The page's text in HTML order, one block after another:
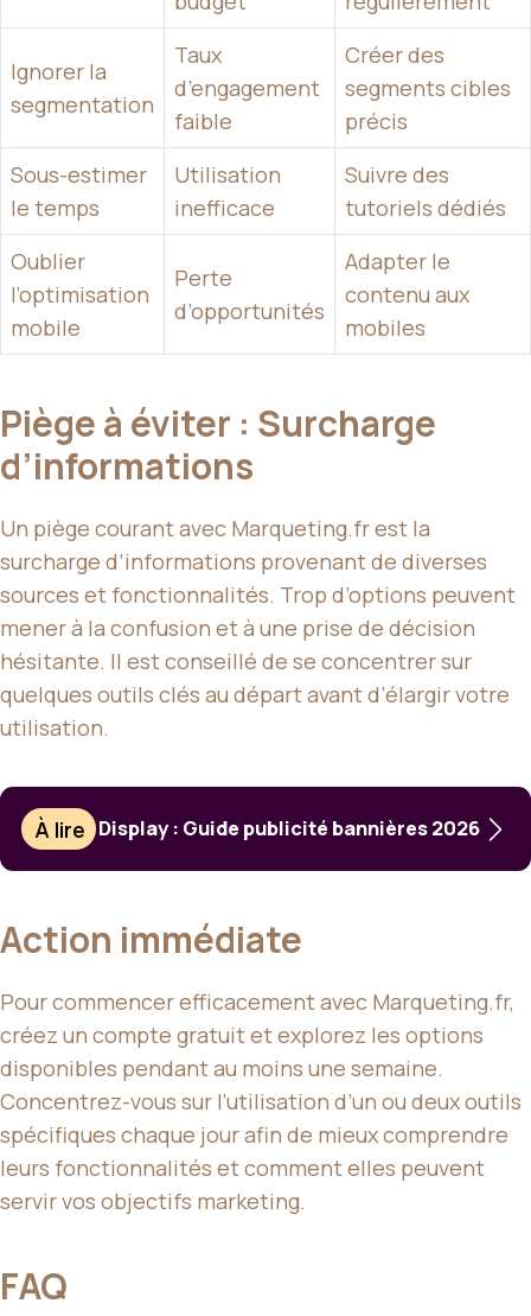
Ignorer la
segmentation
Taux
d’engagement
faible
Créer des
segments cibles
précis
Sous-estimer
le temps
Utilisation
inefficace
Suivre des
tutoriels dédiés
Oublier
l’optimisation
mobile
Perte
d’opportunités
Adapter le
contenu aux
mobiles
Piège à éviter : Surcharge
d’informations
Un piège courant avec Marqueting.fr est la
surcharge d’informations provenant de diverses
sources et fonctionnalités. Trop d’options peuvent
mener à la confusion et à une prise de décision
hésitante. Il est conseillé de se concentrer sur
quelques outils clés au départ avant d’élargir votre
utilisation.
À lire Display : Guide publicité bannières 2026
Action immédiate
Pour commencer efficacement avec Marqueting.fr,
créez un compte gratuit et explorez les options
disponibles pendant au moins une semaine.
Concentrez-vous sur l’utilisation d’un ou deux outils
spécifiques chaque jour afin de mieux comprendre
leurs fonctionnalités et comment elles peuvent
servir vos objectifs marketing.
FAQ